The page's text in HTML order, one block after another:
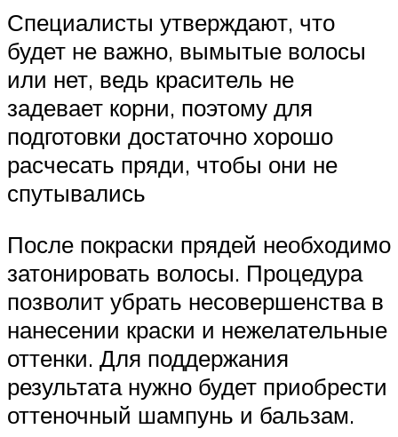
Специалисты утверждают, что
будет не важно, вымытые волосы
или нет, ведь краситель не
задевает корни, поэтому для
подготовки достаточно хорошо
расчесать пряди, чтобы они не
спутывались
После покраски прядей необходимо
затонировать волосы. Процедура
позволит убрать несовершенства в
нанесении краски и нежелательные
оттенки. Для поддержания
результата нужно будет приобрести
оттеночный шампунь и бальзам.